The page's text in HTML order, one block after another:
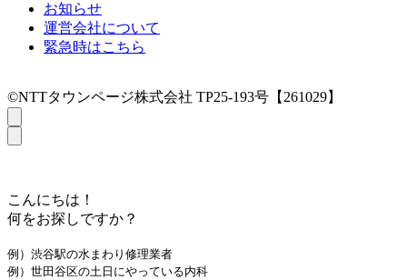
お知らせ
運営会社について
緊急時はこちら
©NTTタウンページ株式会社 TP25-193号【261029】
こんにちは！
何をお探しですか？
例）渋谷駅の水まわり修理業者
例）世田谷区の土日にやっている内科